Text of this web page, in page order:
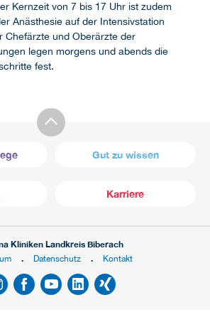
Kernzeit von 7 bis 17 Uhr ist zudem
Anästhesie auf der Intensivstation
Chefärzte und Oberärzte der
legen morgens und abends die
fest.
Gut zu wissen
Karriere
Kliniken Landkreis Biberach
Datenschutz Kontakt